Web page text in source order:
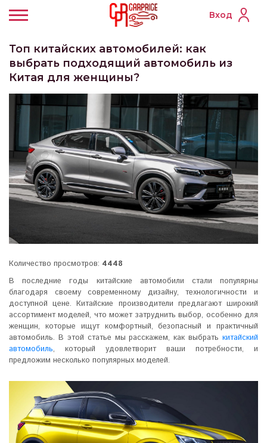
Вход
Топ китайских автомобилей: как
выбрать подходящий автомобиль из
Китая для женщины?
Количество просмотров: 4448
В последние годы китайские автомобили стали популярны
благодаря своему современному дизайну, технологичности и
доступной цене. Китайские производители предлагают широкий
ассортимент моделей, что может затруднить выбор, особенно для
женщин, которые ищут комфортный, безопасный и практичный
автомобиль. В этой статье мы расскажем, как выбрать китайский
автомобиль, который удовлетворит ваши потребности, и
предложим несколько популярных моделей.